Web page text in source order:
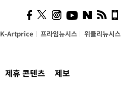
K-Artprice 프라임뉴시스 위클리뉴시스
제휴 콘텐츠 제보
사이 해답 찾았죠"…알을
깨고 나온 '초자아'